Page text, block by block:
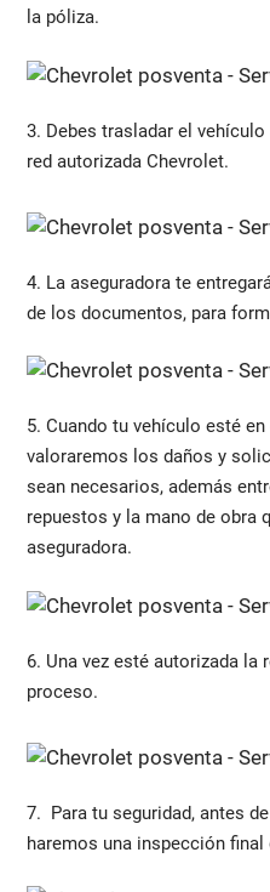
la póliza.
3. Debes trasladar el
red autorizada Chevrolet.
4. La aseguradora te
de los documentos, para
5. Cuando tu vehículo esté
valoraremos los daños y
sean necesarios, además
repuestos y la mano de obra
aseguradora.
6. Una vez esté autorizada la
proceso.
7. Para tu seguridad, antes
haremos una inspección final